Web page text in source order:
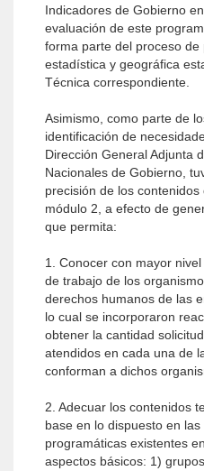
Indicadores de Gobierno
evaluación de este
forma parte del proceso
estadística y geográfica
Técnica correspondiente.
Asimismo, como parte de
identificación de
Dirección General Adjunta
Nacionales de Gobierno,
precisión de los
módulo 2, a efecto de
que permita:
1. Conocer con mayor
de trabajo de los
derechos humanos de las
lo cual se incorporaron
obtener la cantidad
atendidos en cada una de
conforman a dichos
2. Adecuar los contenidos
base en lo dispuesto en
programáticas existentes
aspectos básicos: 1)